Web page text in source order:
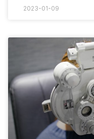
2023-01-09